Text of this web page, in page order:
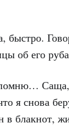
быстро.
об его
Саща,
я снова
в блакнот,